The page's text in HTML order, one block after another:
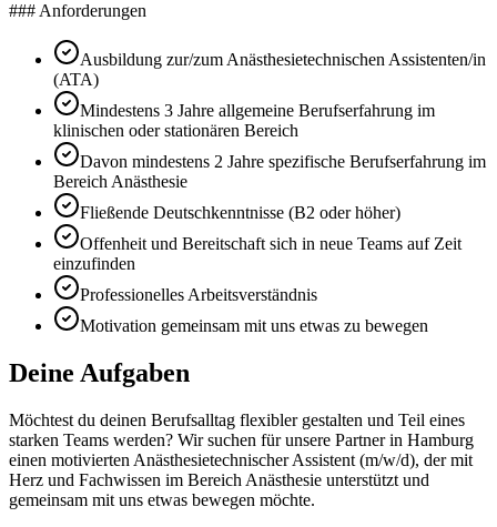
### Anforderungen
Ausbildung zur/zum Anästhesietechnischen Assistenten/in
(ATA)
Mindestens 3 Jahre allgemeine Berufserfahrung im
klinischen oder stationären Bereich
Davon mindestens 2 Jahre spezifische Berufserfahrung im
Bereich Anästhesie
Fließende Deutschkenntnisse (B2 oder höher)
Offenheit und Bereitschaft sich in neue Teams auf Zeit
einzufinden
Professionelles Arbeitsverständnis
Motivation gemeinsam mit uns etwas zu bewegen
Deine Aufgaben
Möchtest du deinen Berufsalltag flexibler gestalten und Teil eines
starken Teams werden? Wir suchen für unsere Partner in Hamburg
einen motivierten Anästhesietechnischer Assistent (m/w/d), der mit
Herz und Fachwissen im Bereich Anästhesie unterstützt und
gemeinsam mit uns etwas bewegen möchte.